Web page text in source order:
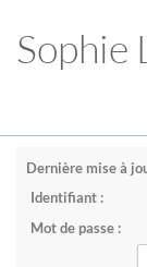
Sophie
Dernière mise à
Identifiant :
Mot de passe :